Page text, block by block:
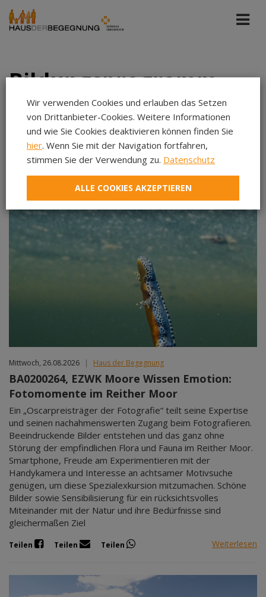
Bildungsprogramm
Haus der Begegnung Upcoming Events
Aug 2026
Sep 2026
Oct 2026
Nov 2026
Dec 2026
Feb 2027
Mar 2027
Apr 2027
May 2027
Jun 2027
Jul 2027
Mittwoch, 26.08.2026 | Haus der Begegnung
BA0200264, EZWK Moore Wissen Emotion:
Fotomomente im Reither Moor
Ein „Oscarpreisträger der Fotografie“ teilt seine Expertise
und seinen nachahmenswerten Zugang beim Fotografieren.
Beeindruckende Bilder entstehen und das ganz ohne
Störung der empfindlichen Flora und Fauna im Reither Moor.
Smartphone, Freude am Experimentieren mit der
Handykamera und Interesse an achtsamer Motivsuche
genügen, um diese Spezialexkursion mitzumachen. Schöne
Bilder sowie Sensibilisierung für ein rücksichtsvolles
Miteinander mit der Natur und ihre Bedürfnisse sind
gleichermaßen Ziel
Teilen Teilen Teilen Weiterlesen
Wir verwenden Cookies und erlauben das Setzen
von Drittanbieter-Cookies. Weitere Informationen
und wie Sie Cookies deaktivieren können finden Sie
hier. Wenn Sie mit der Navigation fortfahren,
stimmen Sie der Verwendung zu. Datenschutz
ALLE COOKIES AKZEPTIEREN